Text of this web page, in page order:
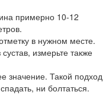
примерно 10-12
в нужном месте.
измерьте также
значение. Такой подход
ни болтаться.